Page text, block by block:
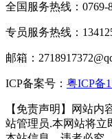
全国服务热线：0769-
专员服务热线：
邮箱：
ICP备案号： 粤ICP备
【免责声明】网站内
站管理员.本网站将立